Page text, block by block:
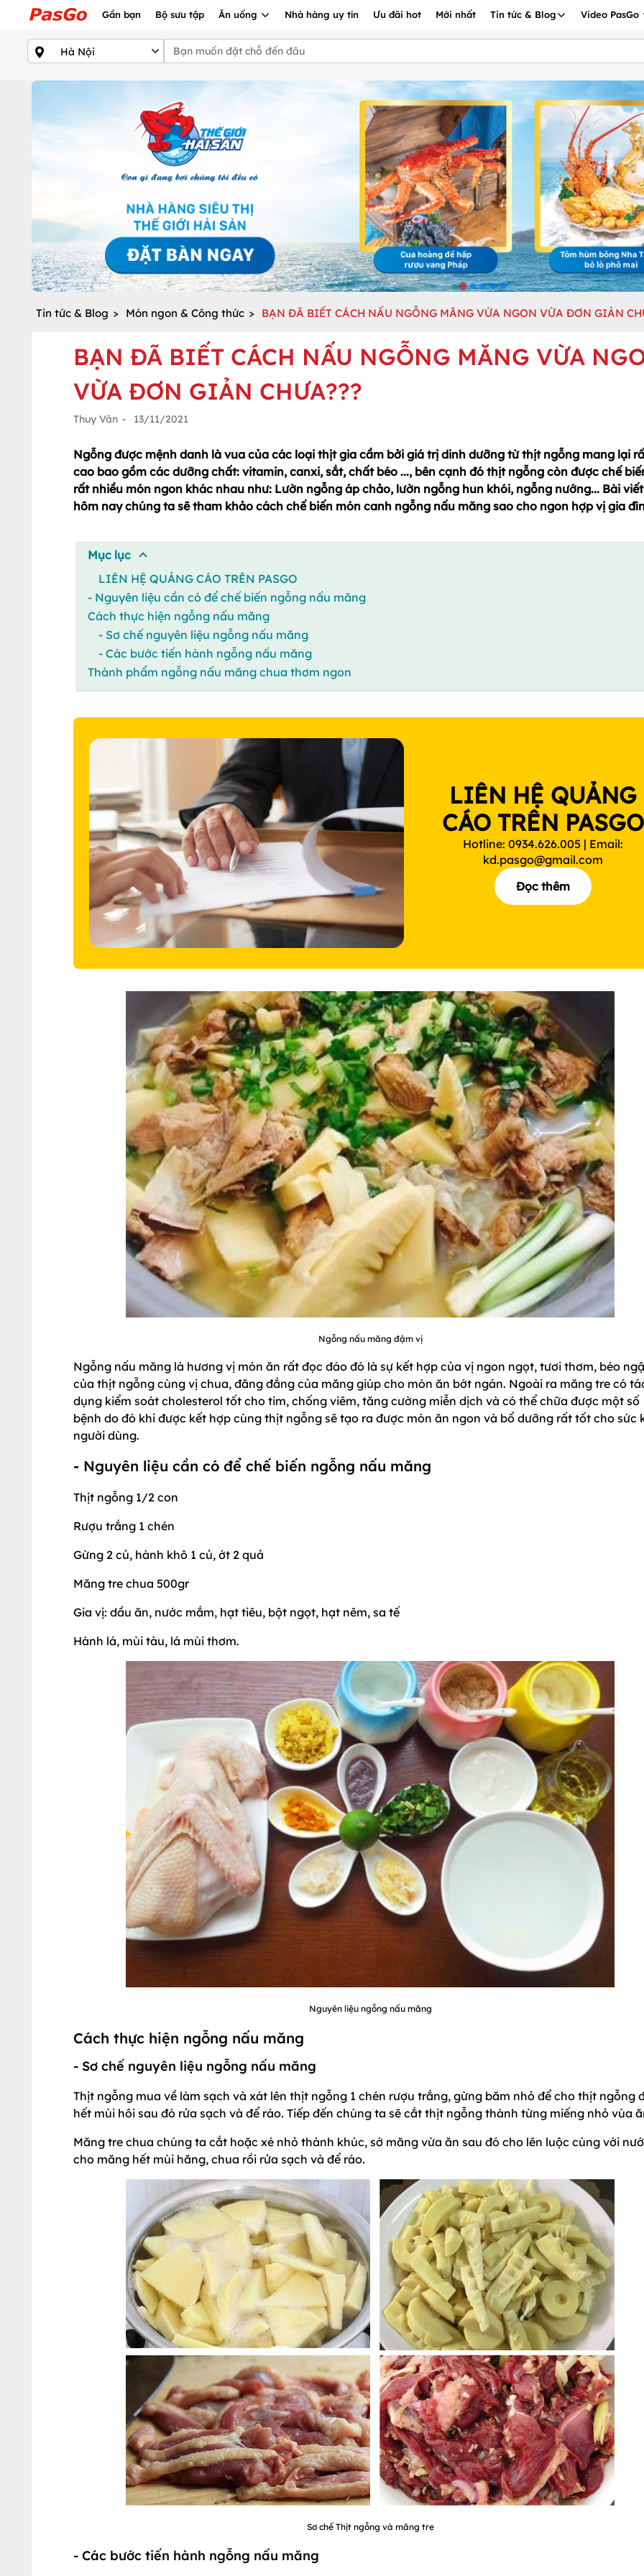
Gần bạn Bộ sưu tập Ăn uống Nhà hàng uy tín Ưu đãi hot Mới nhất Tin tức & Blog Video PasGo
Tin tức & Blog > Món ngon & Công thức > BẠN ĐÃ BIẾT CÁCH NẤU NGỖNG MĂNG VỪA NGON VỪA ĐƠN GIẢN
BẠN ĐÃ BIẾT CÁCH NẤU NGỖNG MĂNG VỪA
VỪA ĐƠN GIẢN CHƯA???
Thuy Vân - 13/11/2021
Ngỗng được mệnh danh là vua của các loại thịt gia cầm bởi giá trị dinh dưỡng từ thịt ngỗng mang lại
cao bao gồm các dưỡng chất: vitamin, canxi, sắt, chất béo ..., bên cạnh đó thịt ngỗng còn được chế
rất nhiều món ngon khác nhau như: Lườn ngỗng áp chảo, lườn ngỗng hun khói, ngỗng nướng... Bài viết
hôm nay chúng ta sẽ tham khảo cách chế biến món canh ngỗng nấu măng sao cho ngon hợp vị gia
Mục lục
LIÊN HỆ QUẢNG CÁO TRÊN PASGO
- Nguyên liệu cần có để chế biến ngỗng nấu măng
Cách thực hiện ngỗng nấu măng
- Sơ chế nguyên liệu ngỗng nấu măng
- Các bước tiến hành ngỗng nấu măng
Thành phẩm ngỗng nấu măng chua thơm ngon
LIÊN HỆ QUẢNG
CÁO TRÊN PASGO
Hotline: 0934.626.005 | Email:
kd.pasgo@gmail.com
Đọc thêm
Ngỗng nấu măng đậm vị
Ngỗng nấu măng là hương vị món ăn rất đọc đáo đó là sự kết hợp của vị ngon ngọt, tươi thơm, béo
của thịt ngỗng cùng vị chua, đăng đắng của măng giúp cho món ăn bớt ngán. Ngoài ra măng tre có
dụng kiểm soát cholesterol tốt cho tim, chống viêm, tăng cường miễn dịch và có thể chữa được một số
bệnh do đó khi được kết hợp cùng thịt ngỗng sẽ tạo ra được món ăn ngon và bổ dưỡng rất tốt cho sức
người dùng.
- Nguyên liệu cần có để chế biến ngỗng nấu măng
Thịt ngỗng 1/2 con
Rượu trắng 1 chén
Gừng 2 củ, hành khô 1 củ, ớt 2 quả
Măng tre chua 500gr
Gia vị: dầu ăn, nước mắm, hạt tiêu, bột ngọt, hạt nêm, sa tế
Hành lá, mùi tàu, lá mùi thơm.
Nguyên liệu ngỗng nấu măng
Cách thực hiện ngỗng nấu măng
- Sơ chế nguyên liệu ngỗng nấu măng
Thịt ngỗng mua về làm sạch và xát lên thịt ngỗng 1 chén rượu trắng, gừng băm nhỏ để cho thịt ngỗng
hết mùi hôi sau đó rửa sạch và để ráo. Tiếp đến chúng ta sẽ cắt thịt ngỗng thành từng miếng nhỏ vùa
Măng tre chua chúng ta cắt hoặc xé nhỏ thành khúc, sớ măng vừa ăn sau đó cho lên luộc cùng với
cho măng hết mùi hăng, chua rồi rửa sạch và để ráo.
Sơ chế Thịt ngỗng và măng tre
- Các bước tiến hành ngỗng nấu măng